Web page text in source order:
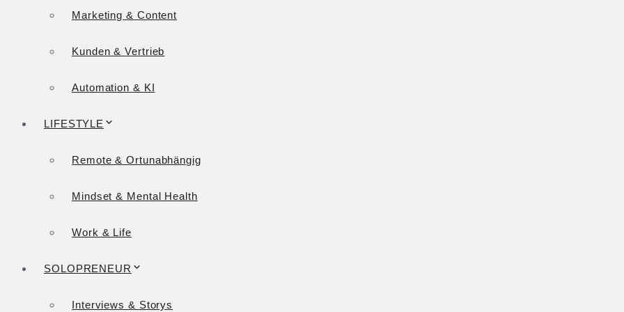
Marketing & Content
Kunden & Vertrieb
Automation & KI
LIFESTYLE
Remote & Ortunabhängig
Mindset & Mental Health
Work & Life
SOLOPRENEUR
Interviews & Storys